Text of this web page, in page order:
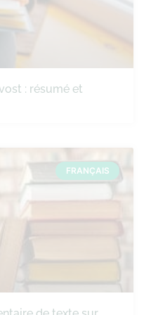
: résumé et
FRANÇAIS